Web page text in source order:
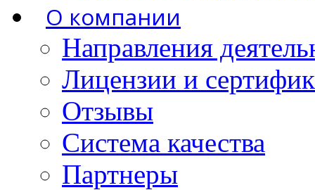
О компании
Направления
Лицензии и
Отзывы
Система качества
Партнеры